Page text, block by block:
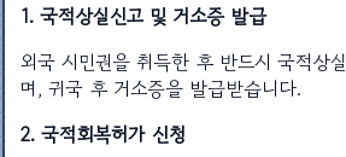
1. 국적상실신고 및 거소증 발급
외국 시민권을 취득한 후 반드시 국적상
며, 귀국 후 거소증을 발급받습니다.
2. 국적회복허가 신청